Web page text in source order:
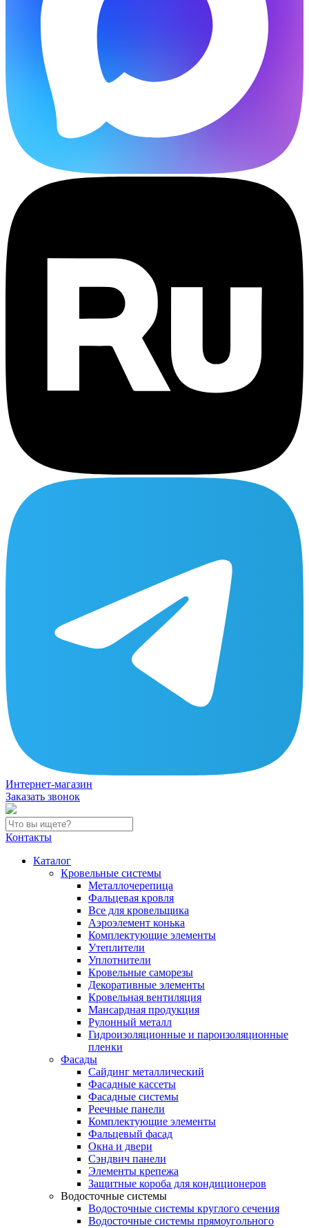
Интернет-магазин
Заказать звонок
Контакты
Каталог
Кровельные системы
Металлочерепица
Фальцевая кровля
Все для кровельщика
Аэроэлемент конька
Комплектующие элементы
Утеплители
Уплотнители
Кровельные саморезы
Декоративные элементы
Кровельная вентиляция
Мансардная продукция
Рулонный металл
Гидроизоляционные и пароизоляционные
пленки
Фасады
Сайдинг металлический
Фасадные кассеты
Фасадные системы
Реечные панели
Комплектующие элементы
Фальцевый фасад
Окна и двери
Сэндвич панели
Элементы крепежа
Защитные короба для кондиционеров
Водосточные системы
Водосточные системы круглого сечения
Водосточные системы прямоугольного